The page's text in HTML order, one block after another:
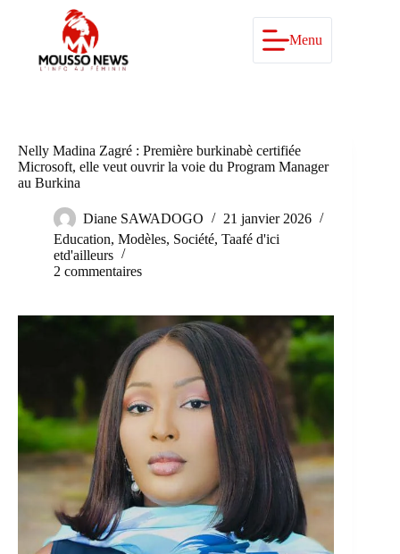
Menu
Nelly Madina Zagré : Première burkinabè certifiée
Microsoft, elle veut ouvrir la voie du Program Manager
au Burkina
Diane SAWADOGO
21 janvier 2026
Education, Modèles, Société, Taafé d'ici
etd'ailleurs
2 commentaires